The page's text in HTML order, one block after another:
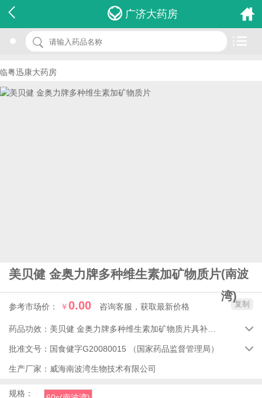
广济大药房
迅康大药房
美贝健 金奥力牌多种维生素加矿物质片(南波
湾)
参考市场价： ￥0.00 咨询客服，获取最新价格
名 称：美贝健 金奥力牌多种维生素加矿物质片
品 牌：(南波湾)
价 格：￥0.00
复制
药品功效： 
批准文号： 国食健字G20080015 （国家药品监督管理局） 
生产厂家： 威海南波湾生物技术有限公司
规格：